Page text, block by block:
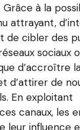
à la
attrayant,
de cibler des
sociaux
d’accroître
d’attirer de
En exploitant
canaux, les
leur influence